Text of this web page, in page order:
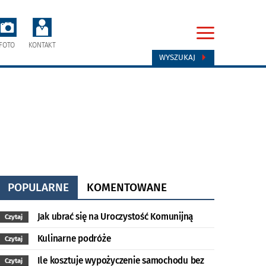
FOTO KONTAKT
WYSZUKAJ
POPULARNE KOMENTOWANE
Czytaj Jak ubrać się na Uroczystość Komunijną
Czytaj Kulinarne podróże
Czytaj
Ile kosztuje wypożyczenie samochodu bez